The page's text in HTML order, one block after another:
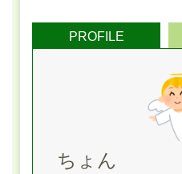
PROFILE
ちょん